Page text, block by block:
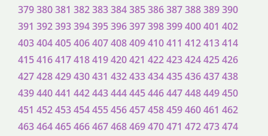
379380381 382383384385386387388389390
391 392393394395396397398399400401 402
403404405406407408409410411 412413414
415416417418419420421 422423424425426
427428429430431 432433434435436437438
439440441 442443444445446447448449450
451 452453454455456457458459460461 462
463464465466467468469470471 472473474